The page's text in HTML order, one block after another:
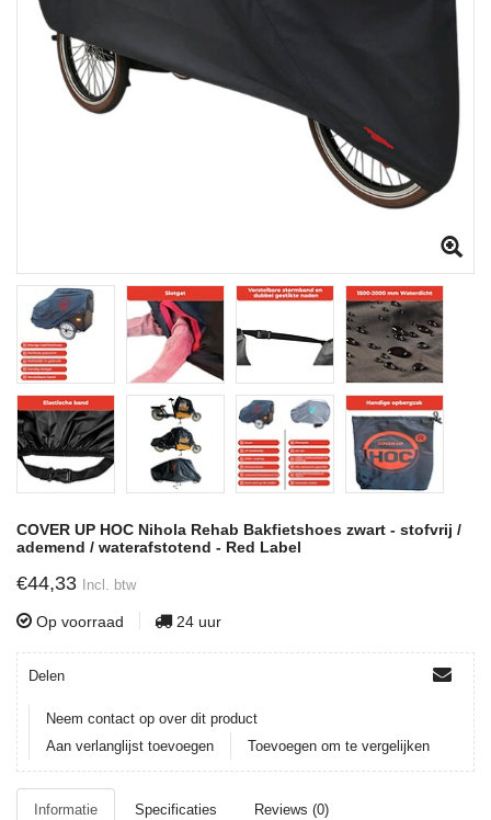
COVER UP HOC Nihola Rehab Bakfietshoes zwart - stofvrij /
ademend / waterafstotend - Red Label
€44,33 Incl. btw
Op voorraad 24 uur
Delen
Neem contact op over dit product
Aan verlanglijst toevoegen
Toevoegen om te vergelijken
Informatie Specificaties Reviews (0)